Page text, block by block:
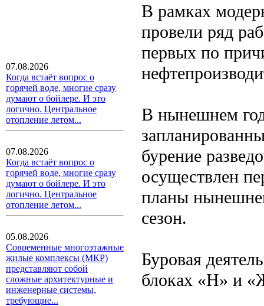
07.08.2026
Когда встаёт вопрос о
горячей воде, многие сразу
думают о бойлере. И это
логично. Центральное
отопление летом...
07.08.2026
Когда встаёт вопрос о
горячей воде, многие сразу
думают о бойлере. И это
логично. Центральное
отопление летом...
05.08.2026
Современные многоэтажные
жилые комплексы (МКР)
представляют собой
сложные архитектурные и
инженерные системы,
требующие...
В рамках
провели ряд
первых по
В нынешнем
бурение
осуществлен
планы
сезон.
Буровая
блоках «Н» и